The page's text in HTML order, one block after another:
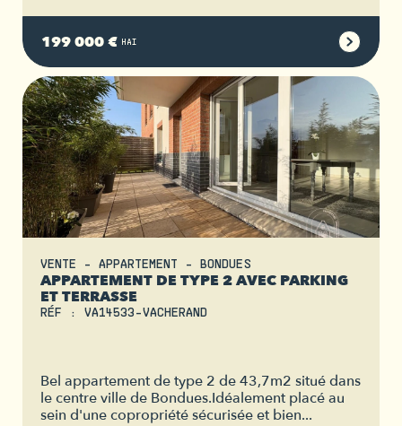
199 000 € HAI
VENTE - APPARTEMENT - BONDUES
APPARTEMENT DE TYPE 2 AVEC PARKING
ET TERRASSE
RÉF : VA14533-VACHERAND
Bel appartement de type 2 de 43,7m2 situé dans
le centre ville de Bondues.Idéalement placé au
sein d'une copropriété sécurisée et bien...